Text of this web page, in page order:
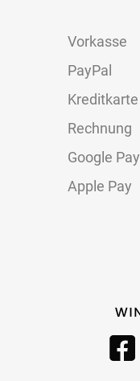
Vorkasse
PayPal
Kreditkarte
Rechnung
Google Pay
Apple Pay